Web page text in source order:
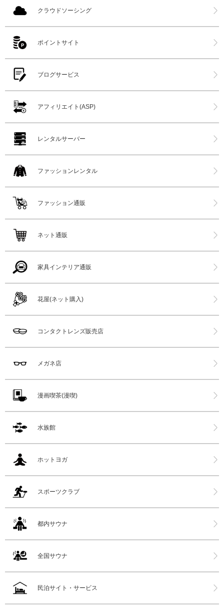
クラウドソーシング
ポイントサイト
ブログサービス
アフィリエイト(ASP)
レンタルサーバー
ファッションレンタル
ファッション通販
ネット通販
家具インテリア通販
花屋(ネット購入)
コンタクトレンズ販売店
メガネ店
漫画喫茶(漫喫)
水族館
ホットヨガ
スポーツクラブ
都内サウナ
全国サウナ
民泊サイト・サービス